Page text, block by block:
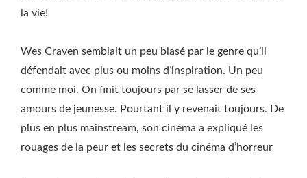
la vie!
Wes Craven semblait un peu blasé par le genre qu’il
défendait avec plus ou moins d’inspiration. Un peu
comme moi. On finit toujours par se lasser de ses
amours de jeunesse. Pourtant il y revenait toujours. De
plus en plus mainstream, son cinéma a expliqué les
rouages de la peur et les secrets du cinéma d’horreur